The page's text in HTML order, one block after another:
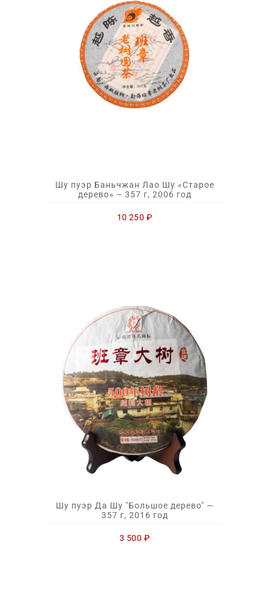
Шу пуэр Баньчжан Лао Шу «Старое
дерево» – 357 г, 2006 год
10 250 ₽
Шу пуэр Да Шу "Большое дерево" —
357 г, 2016 год
3 500 ₽